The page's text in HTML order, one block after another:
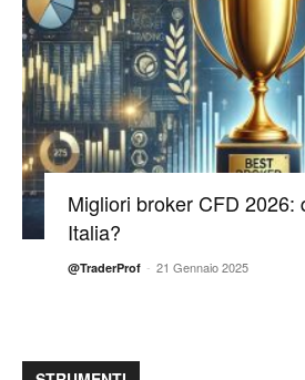
Migliori broker CFD 2026:
Italia?
@TraderProf - 21 Gennaio 2025